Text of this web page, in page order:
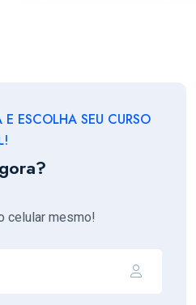
ESCOLHA SEU CURSO
celular mesmo!